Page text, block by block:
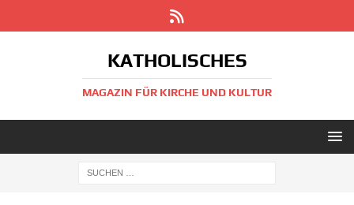
KATHOLISCHES
MAGAZIN FÜR KIRCHE UND KULTUR